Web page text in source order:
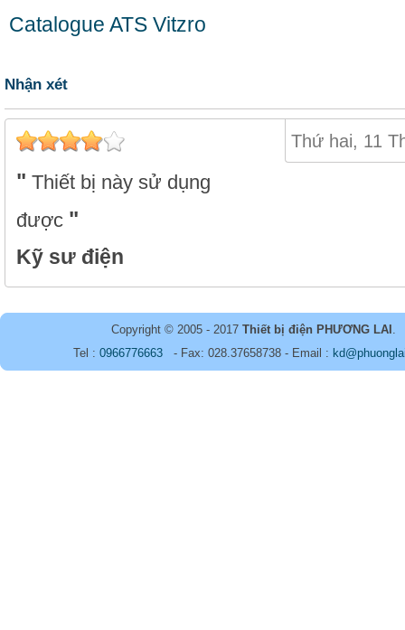
Catalogue ATS Vitzro
Nhận xét
Thứ hai, 11
Thiết bị này sử dụng
được
Kỹ sư điện
Copyright © 2005 - 2017 Thiết bị điện PHƯƠNG LAI
Tel : 0966776663 - Fax: 028.37658738 - Email :